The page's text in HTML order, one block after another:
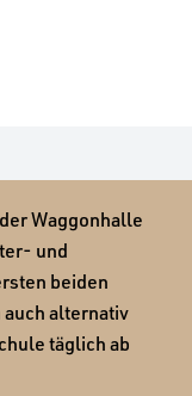
Waggonhalle
und
beiden
auch alternativ
täglich ab